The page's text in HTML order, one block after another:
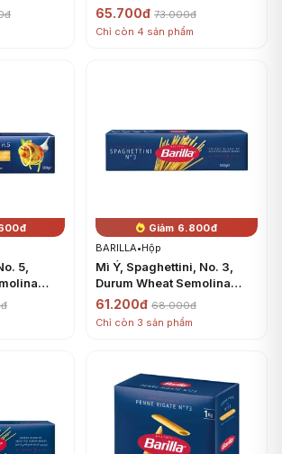
Pasta (500g) - BARILLA
65.700đ 73.000đ
Chỉ còn 4 sản phẩm
5,
Giảm 6.800đ
BARILLA•Hộp
Mì Ý, Spaghettini, No. 3,
Durum Wheat Semolina
Pasta (500g) - BARILLA
61.200đ 68.000đ
Chỉ còn 3 sản phẩm